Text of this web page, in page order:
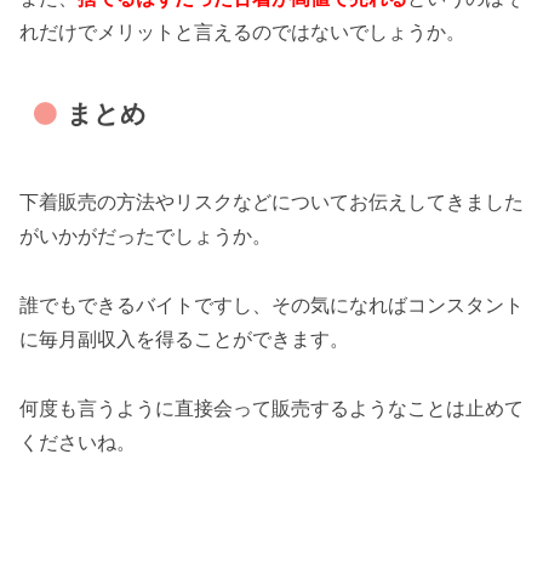
れだけでメリットと言えるのではないでしょうか。
まとめ
下着販売の方法やリスクなどについてお伝えしてきました
がいかがだったでしょうか。
誰でもできるバイトですし、その気になればコンスタント
に毎月副収入を得ることができます。
何度も言うように直接会って販売するようなことは止めて
くださいね。